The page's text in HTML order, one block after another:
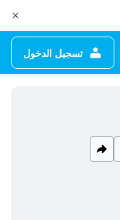
تسجيل الدخول